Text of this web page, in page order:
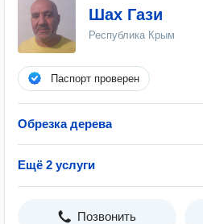
Шах Гази
Республика Крым
Паспорт проверен
Обрезка дерева
Ещё 2 услуги
Позвонить